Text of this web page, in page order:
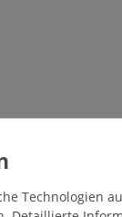
Technologien